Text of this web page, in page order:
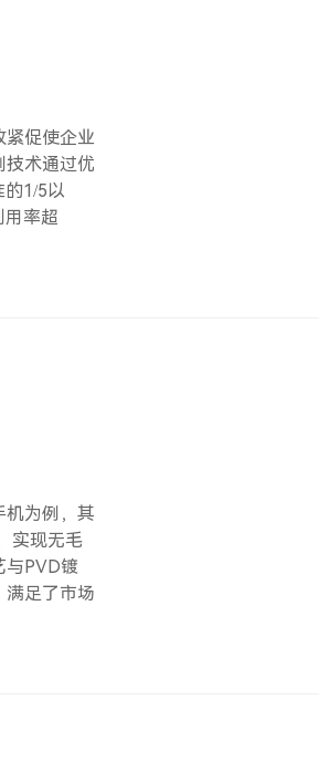
紧促使企业
技术通过优
1/5以
用率超
机为例，其
实现无毛
与PVD镀
满足了市场